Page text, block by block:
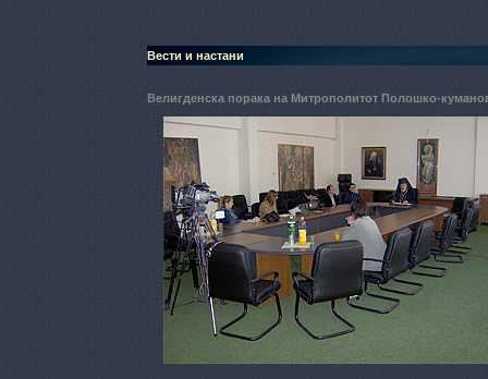
Вести и настани
Велигденска порака на Митрополитот Полошко-